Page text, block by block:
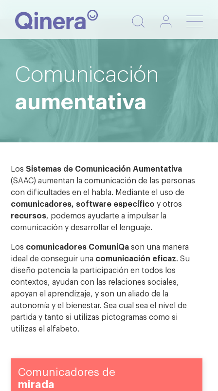
de
Comunicación
aumentativa
Los Sistemas de Comunicación Aumentativa
(SAAC) aumentan la comunicación de las personas
con dificultades en el habla. Mediante el uso de
comunicadores, software específico y otros
recursos, podemos ayudarte a impulsar la
comunicación y desarrollar el lenguaje.
Los comunicadores ComuniQason una manera
ideal de conseguir una comunicación eficaz. Su
diseño potencia la participación en todos los
contextos, ayudan con las relaciones sociales,
apoyan el aprendizaje, y son un aliado de la
autonomía y el bienestar. Sea cual sea el nivel de
partida y tanto si utilizas pictogramas como si
utilizas el alfabeto.
Comunicadores de
mirada